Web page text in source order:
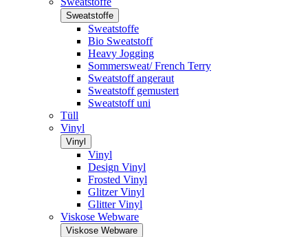
Sweatstoffe
Sweatstoffe
Bio Sweatstoff
Heavy Jogging
Sommersweat/ French Terry
Sweatstoff angeraut
Sweatstoff gemustert
Sweatstoff uni
Tüll
Vinyl
Vinyl
Vinyl
Design Vinyl
Frosted Vinyl
Glitzer Vinyl
Glitter Vinyl
Viskose Webware
Viskose Webware